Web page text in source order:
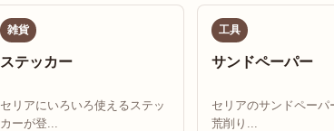
雑貨
ステッカー
セリアにいろいろ使えるステッ
カーが登...
工具
サンドペーパー
セリアのサンドペーパ
荒削り...